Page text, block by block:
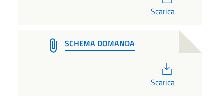
Scarica
SCHEMA DOMANDA
Scarica